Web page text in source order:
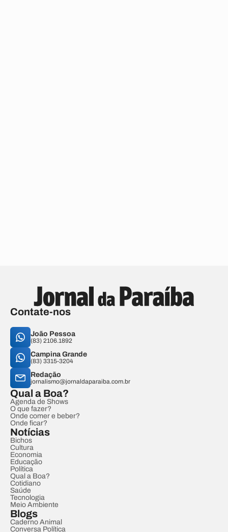
Contate-nos
João Pessoa
(83) 2106.1892
Campina Grande
(83) 3315-3204
Redação
jornalismo@jornaldaparaiba.com.br
Qual a Boa?
Agenda de Shows
O que fazer?
Onde comer e beber?
Onde ficar?
Notícias
Bichos
Cultura
Economia
Educação
Política
Qual a Boa?
Cotidiano
Saúde
Tecnologia
Meio Ambiente
Blogs
Caderno Animal
Conversa Política